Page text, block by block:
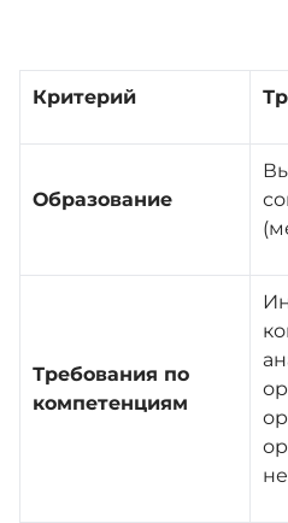
Критерий
Образование
Требования по
компетенциям